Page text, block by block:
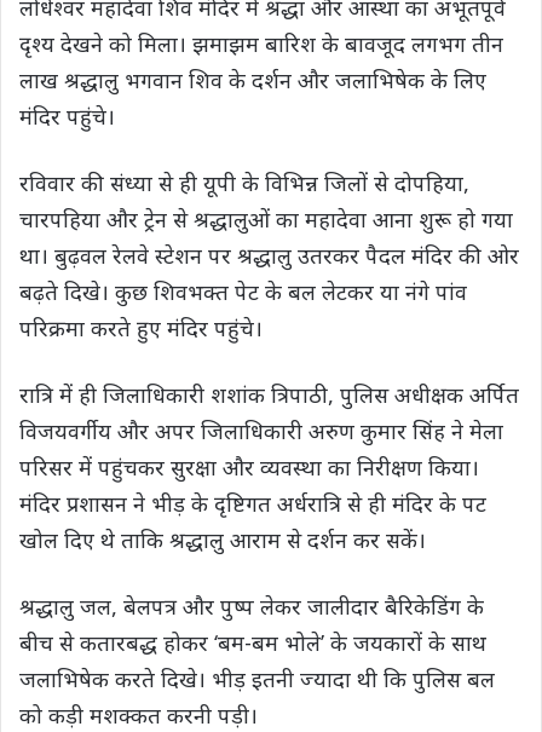
लोधेश्वर महादेवा शिव मंदिर में श्रद्धा और आस्था का अभूतपूर्व
दृश्य देखने को मिला। झमाझम बारिश के बावजूद लगभग तीन
लाख श्रद्धालु भगवान शिव के दर्शन और जलाभिषेक के लिए
मंदिर पहुंचे।
रविवार की संध्या से ही यूपी के विभिन्न जिलों से दोपहिया,
चारपहिया और ट्रेन से श्रद्धालुओं का महादेवा आना शुरू हो गया
था। बुढ़वल रेलवे स्टेशन पर श्रद्धालु उतरकर पैदल मंदिर की ओर
बढ़ते दिखे। कुछ शिवभक्त पेट के बल लेटकर या नंगे पांव
परिक्रमा करते हुए मंदिर पहुंचे।
रात्रि में ही जिलाधिकारी शशांक त्रिपाठी, पुलिस अधीक्षक अर्पित
विजयवर्गीय और अपर जिलाधिकारी अरुण कुमार सिंह ने मेला
परिसर में पहुंचकर सुरक्षा और व्यवस्था का निरीक्षण किया।
मंदिर प्रशासन ने भीड़ के दृष्टिगत अर्धरात्रि से ही मंदिर के पट
खोल दिए थे ताकि श्रद्धालु आराम से दर्शन कर सकें।
श्रद्धालु जल, बेलपत्र और पुष्प लेकर जालीदार बैरिकेडिंग के
बीच से कतारबद्ध होकर ‘बम-बम भोले’ के जयकारों के साथ
जलाभिषेक करते दिखे। भीड़ इतनी ज्यादा थी कि पुलिस बल
को कड़ी मशक्कत करनी पड़ी।